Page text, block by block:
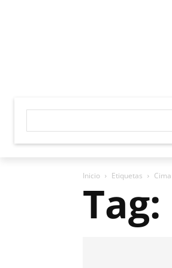
Inicio Etiquetas Cima